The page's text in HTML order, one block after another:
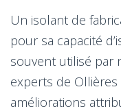
Un isolant de
pour sa capacité
souvent utilisé par
experts de
améliorations